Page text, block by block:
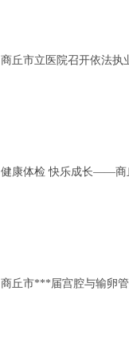
商丘市立医院召开依法执
健康体检 快乐成长——商
商丘市***届宫腔与输卵